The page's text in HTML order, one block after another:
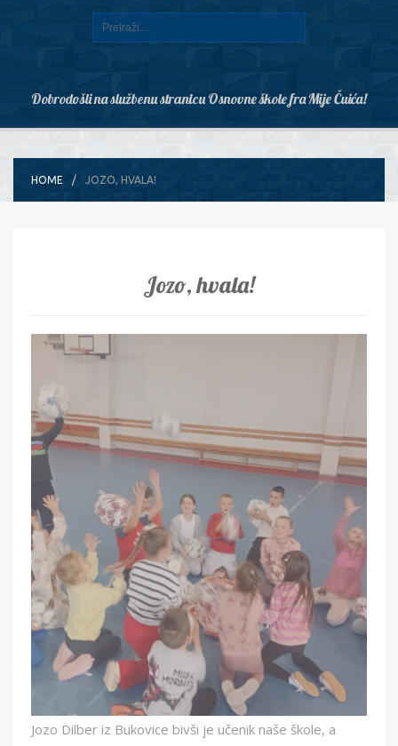
Dobrodošli na službenu stranicu Osnovne škole fra Mije Čuića!
HOME JOZO, HVALA!
Jozo, hvala!
Jozo Dilber iz Bukovice bivši je učenik naše škole, a